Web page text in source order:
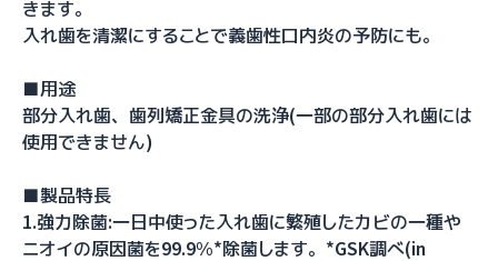
きます。
入れ歯を清潔にすることで義歯性口内炎の予防にも。
■用途
部分入れ歯、歯列矯正金具の洗浄(一部の部分入れ歯には
使用できません)
■製品特長
1.強力除菌:一日中使った入れ歯に繁殖したカビの一種や
ニオイの原因菌を99.9%*除菌します。*GSK調べ(in